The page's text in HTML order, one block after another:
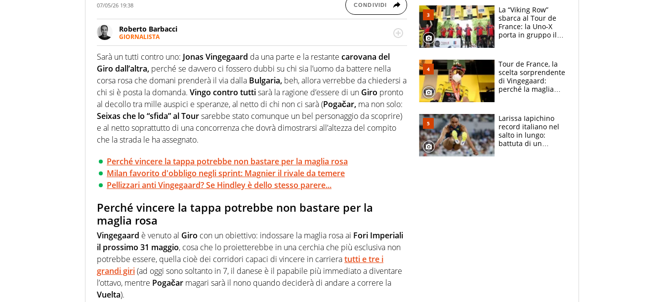
07/05/26 19:38 CONDIVIDI
Roberto Barbacci
GIORNALISTA
Giornalista (pubblicista) sportivo a tutto campo, è il tuttologo di Virgilio Sport. Provate a
chiedergli di boxe, di scherma, di volley o di curling: ve ne farà innamorare
Sarà un tutti contro uno: Jonas Vingegaard da una parte e la restante carovana del
Giro dall’altra, perché se davvero ci fossero dubbi su chi sia l’uomo da battere nella
corsa rosa che domani prenderà il via dalla Bulgaria, beh, allora verrebbe da chiedersi a
chi si è posta la domanda. Vingo contro tuttisarà la ragione d’essere di un Giro pronto
al decollo tra mille auspici e speranze, al netto di chi non ci sarà (Pogačar, ma non solo:
Seixas che lo “sfida” al Toursarebbe stato comunque un bel personaggio da scoprire)
e al netto soprattutto di una concorrenza che dovrà dimostrarsi all’altezza del compito
che la strada le ha assegnato.
Perché vincere la tappa potrebbe non bastare per la maglia rosa
Milan favorito d'obbligo negli sprint: Magnier il rivale da temere
Pellizzari anti Vingegaard? Se Hindley è dello stesso parere...
Perché vincere la tappa potrebbe non bastare per la
maglia rosa
Vingegaard è venuto al Giro con un obiettivo: indossare la maglia rosa ai Fori Imperiali
il prossimo 31 maggio, cosa che lo proietterebbe in una cerchia che più esclusiva non
potrebbe essere, quella cioè dei corridori capaci di vincere in carrieratutti e tre i
grandi giri(ad oggi sono soltanto in 7, il danese è il papabile più immediato a diventare
l’ottavo, mentre Pogačar magari sarà il nono quando deciderà di andare a correre la
Vuelta).
mirino
La “Viking Row”
sbarca al Tour de
France: la Uno-X
porta in gruppo il
compagni
Tour de France, la
scelta sorprendente
di Vingegaard:
perché la maglia
rischio da evitare
Larissa Iapichino
record italiano nel
salto in lungo:
battuta di un